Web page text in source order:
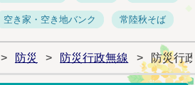
空き家・空き地バンク 常陸秋そば
> 防災 > 防災行政無線 > 防災行